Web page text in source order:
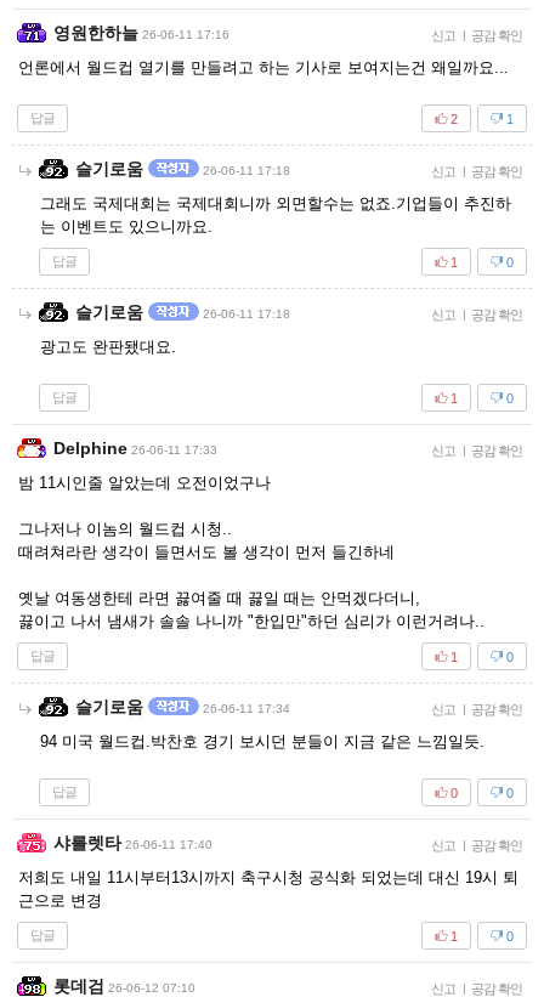
영원한하늘 26-06-11 17:16 신고 | 공감 확인
언론에서 월드컵 열기를 만들려고 하는 기사로 보여지는건 왜일까요...
답글 1
2
슬기로움 26-06-11 17:18 신고 | 공감 확인
그래도 국제대회는 국제대회니까 외면할수는 없죠.기업들이 추진하
는 이벤트도 있으니까요.
답글 0
1
슬기로움 26-06-11 17:18 신고 | 공감 확인
광고도 완판됐대요.
답글 0
1
Delphine 26-06-11 17:33 신고 | 공감 확인
밤 11시인줄 알았는데 오전이었구나
그나저나 이놈의 월드컵 시청..
때려쳐라란 생각이 들면서도 볼 생각이 먼저 들긴하네
옛날 여동생한테 라면 끓여줄 때 끓일 때는 안먹겠다더니,
끓이고 나서 냄새가 솔솔 나니까 "한입만"하던 심리가 이런거려나..
답글 0
1
슬기로움 26-06-11 17:34 신고 | 공감 확인
94 미국 월드컵.박찬호 경기 보시던 분들이 지금 같은 느낌일듯.
답글 0
0
샤를렛타 26-06-11 17:40 신고 | 공감 확인
저희도 내일 11시부터13시까지 축구시청 공식화 되었는데 대신 19시 퇴
근으로 변경
답글 0
1
롯데검 26-06-12 07:10 신고 | 공감 확인